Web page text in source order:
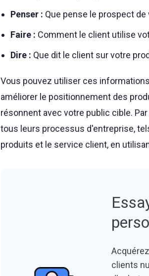
Penser : Que pense le prospect
Faire : Comment le client utilise
Dire : Que dit le client sur votre
Vous pouvez utiliser ces
améliorer le positionnement des
résonnent avec votre public cible.
tous leurs processus d'entreprise,
produits et le service client, en
clients